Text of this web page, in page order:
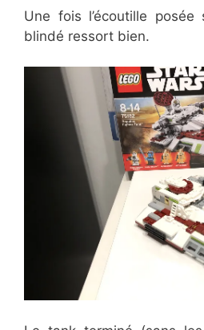
Une fois l’écoutille
blindé ressort bien.